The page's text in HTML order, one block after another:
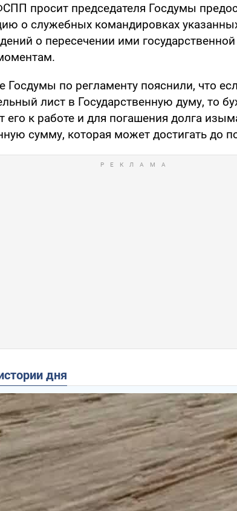
просит председателя Госдумы
о служебных командировках
о пересечении ими
Госдумы по регламенту пояснили, что
лист в Государственную думу, то
его к работе и для погашения долга
сумму, которая может достигать до
дня